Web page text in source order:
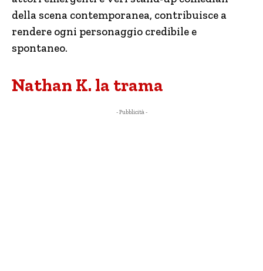
della scena contemporanea, contribuisce a
rendere ogni personaggio credibile e
spontaneo.
Nathan K. la trama
- Pubblicità -